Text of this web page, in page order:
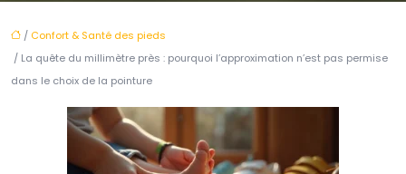
/ Confort & Santé des pieds
/ La quête du millimètre près : pourquoi l’approximation n’est pas permise
dans le choix de la pointure